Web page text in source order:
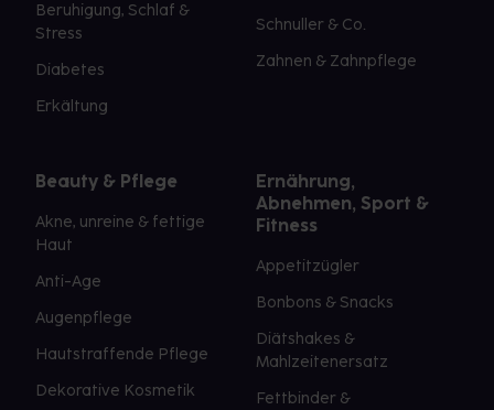
Beruhigung, Schlaf &
Stress
Diabetes
Erkältung
Schnuller & Co.
Zahnen & Zahnpflege
Beauty & Pflege
Akne, unreine & fettige
Haut
Anti-Age
Augenpflege
Hautstraffende Pflege
Dekorative Kosmetik
Ernährung,
Abnehmen, Sport &
Fitness
Appetitzügler
Bonbons & Snacks
Diätshakes &
Mahlzeitenersatz
Fettbinder &